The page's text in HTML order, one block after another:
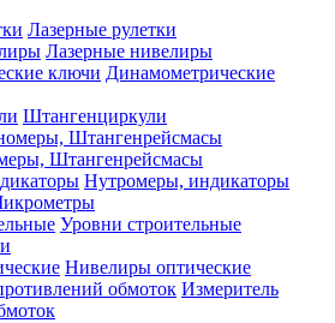
Лазерные рулетки
Лазерные нивелиры
Динамометрические
Штангенциркули
Штангенрейсмасы
Нутромеры, индикаторы
Уровни строительные
Нивелиры оптические
Измеритель